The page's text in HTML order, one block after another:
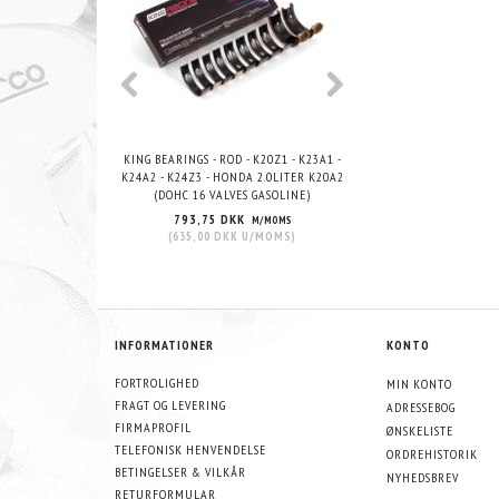
KING BEARINGS - ROD - K20Z1 - K23A1 -
K24A2 - K24Z3 - HONDA 2.0LITER K20A2
(DOHC 16 VALVES GASOLINE)
793,75 DKK M/MOMS
(635,00 DKK U/MOMS)
INFORMATIONER
FORTROLIGHED
FRAGT OG LEVERING
FIRMAPROFIL
TELEFONISK HENVENDELSE
BETINGELSER & VILKÅR
RETURFORMULAR
KONTO
MIN KONTO
ADRESSEBOG
ØNSKELISTE
ORDREHISTORIK
NYHEDSBREV